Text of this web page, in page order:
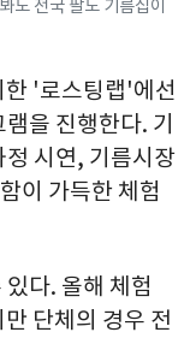
도 전국 팔도 기름집이
'로스팅랩'에선
을 진행한다. 기
정 시연, 기름시장
이 가득한 체험
다. 올해 체험
단체의 경우 전